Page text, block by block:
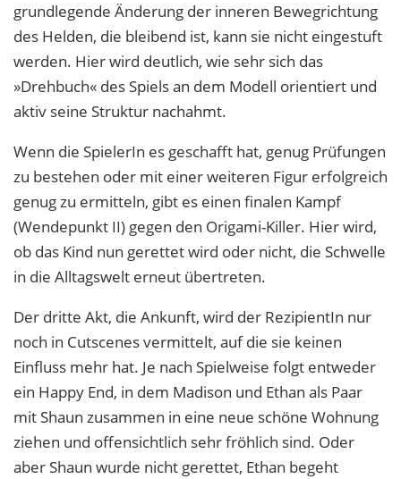
grundlegende Änderung der inneren Bewegrichtung
des Helden, die bleibend ist, kann sie nicht eingestuft
werden. Hier wird deutlich, wie sehr sich das
»Drehbuch« des Spiels an dem Modell orientiert und
aktiv seine Struktur nachahmt.
Wenn die SpielerIn es geschafft hat, genug Prüfungen
zu bestehen oder mit einer weiteren Figur erfolgreich
genug zu ermitteln, gibt es einen finalen Kampf
(Wendepunkt II) gegen den Origami-Killer. Hier wird,
ob das Kind nun gerettet wird oder nicht, die Schwelle
in die Alltagswelt erneut übertreten.
Der dritte Akt, die Ankunft, wird der RezipientIn nur
noch in Cutscenes vermittelt, auf die sie keinen
Einfluss mehr hat. Je nach Spielweise folgt entweder
ein Happy End, in dem Madison und Ethan als Paar
mit Shaun zusammen in eine neue schöne Wohnung
ziehen und offensichtlich sehr fröhlich sind. Oder
aber Shaun wurde nicht gerettet, Ethan begeht